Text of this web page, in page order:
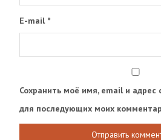
E-mail *
Сохранить моё имя, email и адрес
для последующих моих